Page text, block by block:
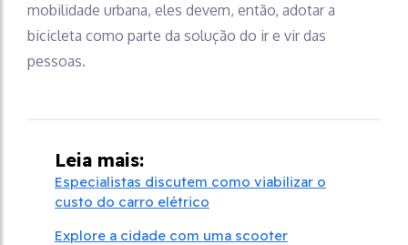
mobilidade urbana, eles devem, então, adotar a
bicicleta como parte da solução do ir e vir das
pessoas.
Leia mais:
Especialistas discutem como viabilizar o
custo do carro elétrico
Explore a cidade com uma scooter